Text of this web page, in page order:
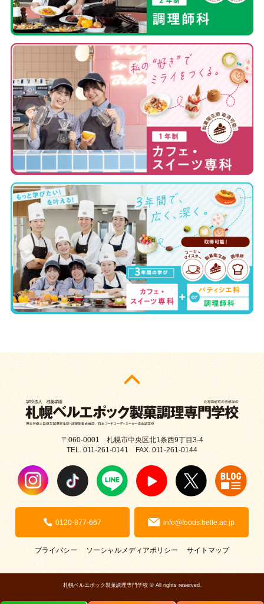
〒060-0001 札幌市中央区北1条西9丁目3-4
TEL. 011-261-0141 FAX. 011-261-0144
0120-877-667 info@foods.belle.ac.jp
プライバシー ソーシャルメディアポリシー サイトマップ
札幌ベルエポック製菓調理専門学校 © All rights reserved.